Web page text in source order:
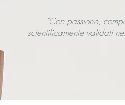
"Con passione,
scientificamente validati